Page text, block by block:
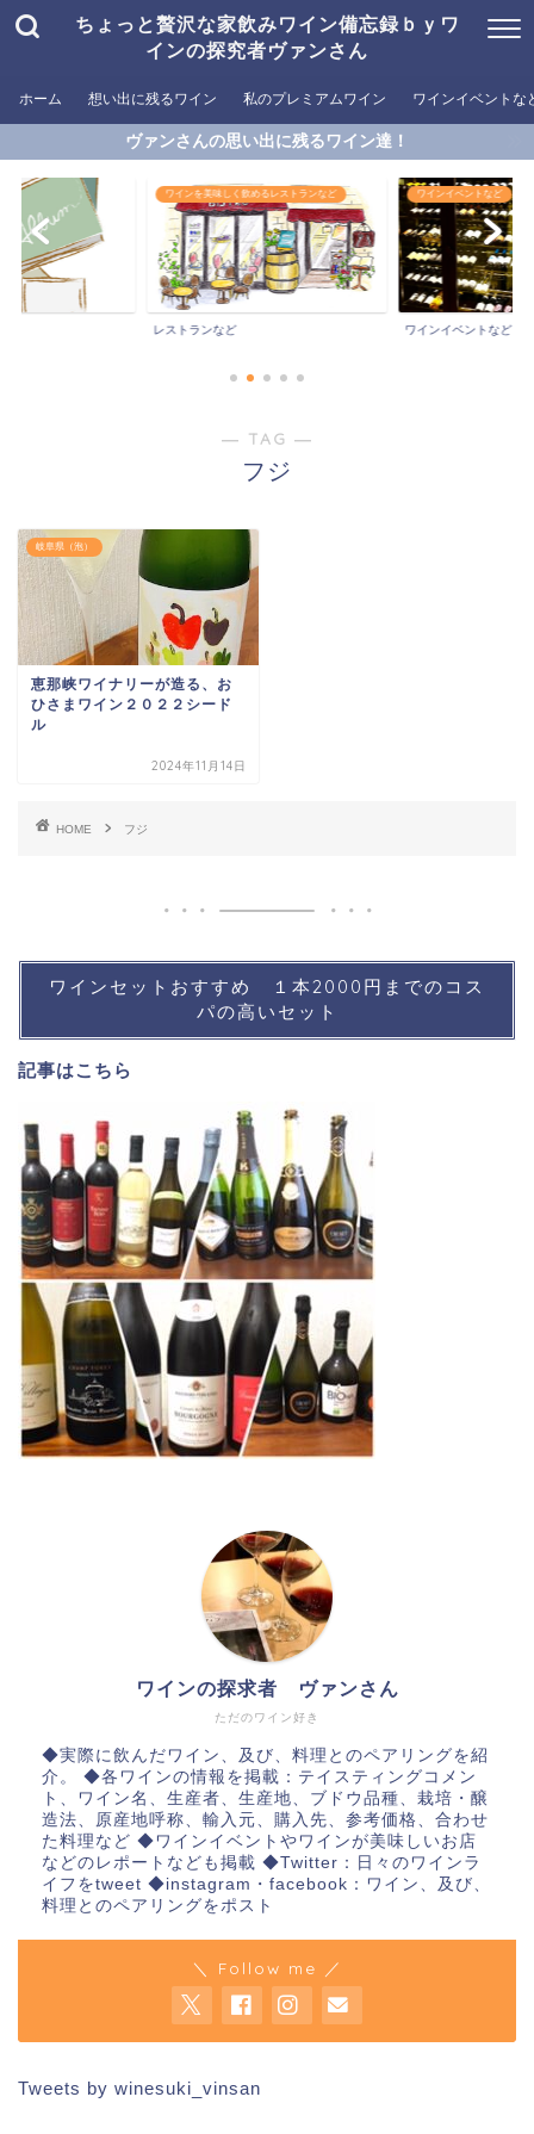
ちょっと贅沢な家飲みワイン備忘録ｂｙワ
インの探究者ヴァンさん
ホーム 想い出に残るワイン 私のプレミアムワイン ワインイベントな
ヴァンさんの思い出に残るワイン達！
ワインを美味しく飲めるレストランなど
レストランなど
ワインイベントなど
ワインイベントなど
― TAG ―
フジ
岐阜県（泡）
恵那峡ワイナリーが造る、お
ひさまワイン２０２２シード
ル
2024年11月14日
HOME フジ
ワインセットおすすめ １本2000円までのコス
パの高いセット
記事はこちら
ただのワイン好き
ワインの探求者 ヴァンさん
◆実際に飲んだワイン、及び、料理とのペアリングを紹
介。 ◆各ワインの情報を掲載：テイスティングコメン
ト、ワイン名、生産者、生産地、ブドウ品種、栽培・醸
造法、原産地呼称、輸入元、購入先、参考価格、合わせ
た料理など ◆ワインイベントやワインが美味しいお店
などのレポートなども掲載 ◆Twitter：日々のワインラ
イフをtweet ◆instagram・facebook：ワイン、及び、
料理とのペアリングをポスト
＼ Follow me ／
Tweets by winesuki_vinsan